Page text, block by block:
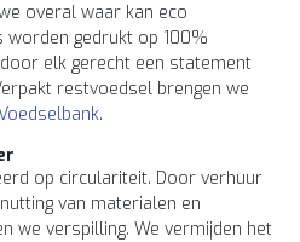
overal waar kan eco
gedrukt op 100%
elk gerecht een statement
restvoedsel brengen we
op circulariteit. Door verhuur
van materialen en
we verspilling. We vermijden het